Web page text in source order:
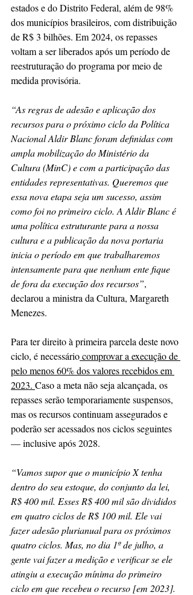
estados e do Distrito Federal, além de 98%
dos municípios brasileiros, com distribuição
de R$ 3 bilhões. Em 2024, os repasses
voltam a ser liberados após um período de
reestruturação do programa por meio de
medida provisória.
“As regras de adesão e aplicação dos
recursos para o próximo ciclo da Política
Nacional Aldir Blanc foram definidas com
ampla mobilização do Ministério da
Cultura (MinC) e com a participação das
entidades representativas. Queremos que
essa nova etapa seja um sucesso, assim
como foi no primeiro ciclo. A Aldir Blanc é
uma política estruturante para a nossa
cultura e a publicação da nova portaria
inicia o período em que trabalharemos
intensamente para que nenhum ente fique
de fora da execução dos recursos”,
declarou a ministra da Cultura, Margareth
Menezes.
Para ter direito à primeira parcela deste novo
ciclo, é necessário comprovar a execução de
pelo menos 60% dos valores recebidos em
2023. Caso a meta não seja alcançada, os
repasses serão temporariamente suspensos,
mas os recursos continuam assegurados e
poderão ser acessados nos ciclos seguintes
— inclusive após 2028.
“Vamos supor que o município X tenha
dentro do seu estoque, do conjunto da lei,
R$ 400 mil. Esses R$ 400 mil são divididos
em quatro ciclos de R$ 100 mil. Ele vai
fazer adesão plurianual para os próximos
quatro ciclos. Mas, no dia 1º de julho, a
gente vai fazer a medição e verificar se ele
atingiu a execução mínima do primeiro
ciclo em que recebeu o recurso [em 2023].